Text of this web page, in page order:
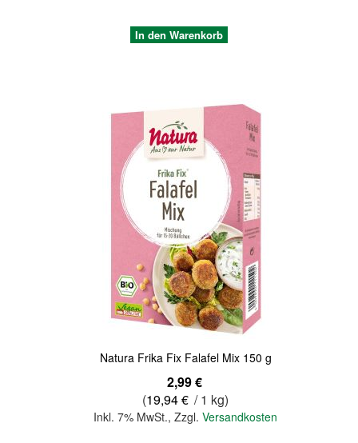
In den Warenkorb
Natura Frika Fix Falafel Mix 150 g
2,99 €
(19,94 € / 1 kg)
Inkl. 7% MwSt.,Zzgl.Versandkosten